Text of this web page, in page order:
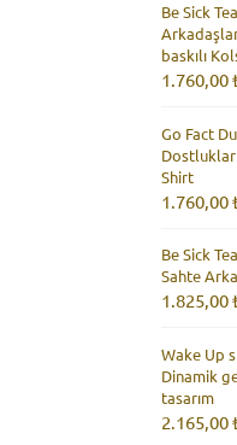
Be Sick
baskılı
1.760,00
Go Fact
Dostluklar
Shirt
1.760,00
Be Sick
Sahte
1.825,00
Wake Up
Dinamik
tasarım
2.165,00